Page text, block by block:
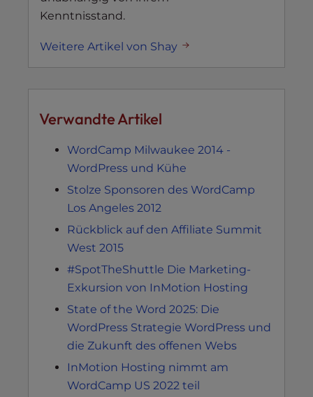
Kenntnisstand.
Weitere Artikel von Shay
Verwandte Artikel
WordCamp Milwaukee 2014 -
WordPress und Kühe
Stolze Sponsoren des WordCamp
Los Angeles 2012
Rückblick auf den Affiliate Summit
West 2015
#SpotTheShuttle Die Marketing-
Exkursion von InMotion Hosting
State of the Word 2025: Die
WordPress Strategie WordPress und
die Zukunft des offenen Webs
InMotion Hosting nimmt am
WordCamp US 2022 teil